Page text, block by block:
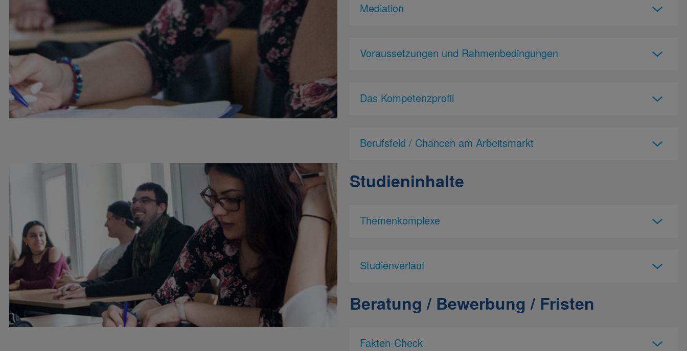
Mediation
Voraussetzungen und Rahmenbedingungen
Das Kompetenzprofil
Berufsfeld / Chancen am Arbeitsmarkt
Studieninhalte
Themenkomplexe
Studienverlauf
Beratung / Bewerbung / Fristen
Fakten-Check